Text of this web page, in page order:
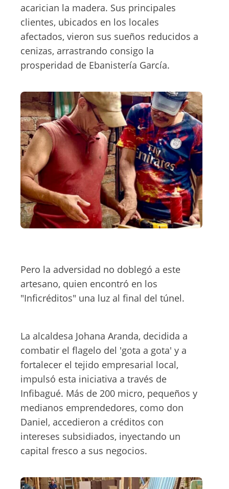
acarician la madera. Sus principales
clientes, ubicados en los locales
afectados, vieron sus sueños reducidos a
cenizas, arrastrando consigo la
prosperidad de Ebanistería García.
Pero la adversidad no doblegó a este
artesano, quien encontró en los
"Inficréditos" una luz al final del túnel.
La alcaldesa Johana Aranda, decidida a
combatir el flagelo del 'gota a gota' y a
fortalecer el tejido empresarial local,
impulsó esta iniciativa a través de
Infibagué. Más de 200 micro, pequeños y
medianos emprendedores, como don
Daniel, accedieron a créditos con
intereses subsidiados, inyectando un
capital fresco a sus negocios.